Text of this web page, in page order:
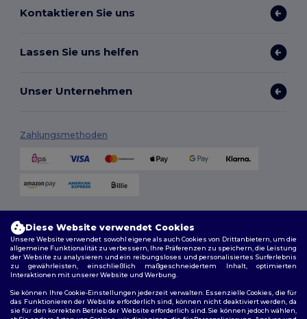
Kontaktieren Sie uns
Lassen Sie uns helfen
Unser Unternehmen
Zahlungsmethoden
Folge uns
Diese Website verwendet Cookies
Unsere Website verwendet sowohl eigene als auch Cookies von Drittanbietern, um die
allgemeine Funktionalität zu verbessern, Ihre Präferenzen zu speichern, die Leistung
der Website zu analysieren und ein reibungsloses und personalisiertes Surferlebnis
zu gewährleisten, einschließlich maßgeschneidertem Inhalt, optimierten
Interaktionen mit unserer Website und Werbung.
Sie können Ihre Cookie-Einstellungen jederzeit verwalten. Essenzielle Cookies, die für
das Funktionieren der Website erforderlich sind, können nicht deaktiviert werden, da
sie für den korrekten Betrieb der Website erforderlich sind. Sie können jedoch wählen,